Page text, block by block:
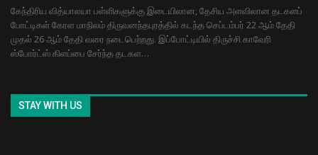
கேந்திரிய வித்யாலயா பள்ளிகளுக்கு இடையிலான, தேசிய அளவிலான தடகளப்
போட்டிகள் கேரள மாநிலம் திருவனந்தபுரத்தில் கடந்த செப்டம்பர் 22 ஆம் தேதி
முதல் 26 ஆம் தேதி வரை நடைபெற்றது. இப்போட்டியில் திருச்சி காவேரி
ஸ்போர்ட்ஸ் கிளப்பை சேர்ந்த தடகள…
STAY WITH US